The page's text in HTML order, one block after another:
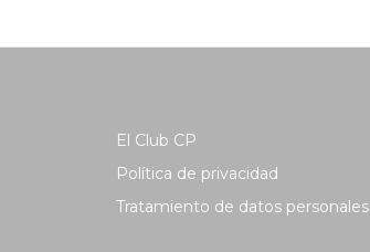
El Club CP
Política de privacidad
Tratamiento de datos personales